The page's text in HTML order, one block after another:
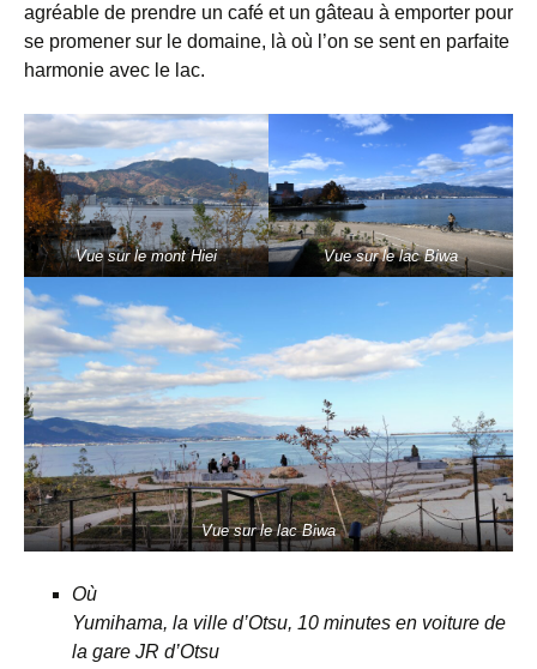
agréable de prendre un café et un gâteau à emporter pour
se promener sur le domaine, là où l’on se sent en parfaite
harmonie avec le lac.
Vue sur le mont Hiei Vue sur le lac Biwa
Vue sur le lac Biwa
Où
Yumihama, la ville d’Otsu, 10 minutes en voiture de
la gare JR d’Otsu